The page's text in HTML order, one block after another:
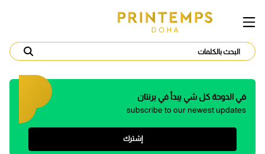
في الدوحة كل شي يبدأ في برنتان
subscribe to our newest updates
إشترك